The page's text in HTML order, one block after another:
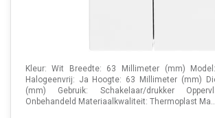
Kleur: Wit Breedte: 63 Millimeter (mm)
Halogeenvrij: Ja Hoogte: 63 Millimeter (mm)
(mm) Gebruik: Schakelaar/drukker
Onbehandeld Materiaalkwaliteit: Thermoplast